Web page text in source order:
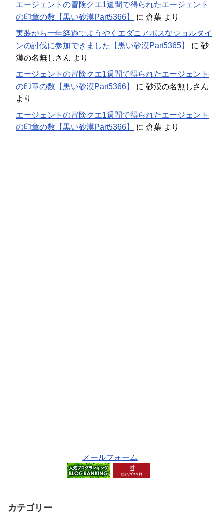
エージェントの冒険クエ1週間で得られたエージェント
の印章の数【黒い砂漠Part5366】
に 倉葉 より
実装から一年経過でようやくエダニアボスなジョルダイ
ンの討伐に参加できました【黒い砂漠Part5365】
に 砂
漠の名無しさん より
エージェントの冒険クエ1週間で得られたエージェント
の印章の数【黒い砂漠Part5366】
に 砂漠の名無しさん
より
エージェントの冒険クエ1週間で得られたエージェント
の印章の数【黒い砂漠Part5366】
に 倉葉 より
メールフォーム
カテゴリー